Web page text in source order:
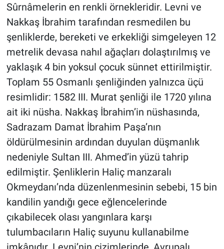
Sûrnâmelerin en renkli örnekleridir. Levni ve
Nakkaş İbrahim tarafından resmedilen bu
şenliklerde, bereketi ve erkekliği simgeleyen 12
metrelik devasa nahıl ağaçları dolaştırılmış ve
yaklaşık 4 bin yoksul çocuk sünnet ettirilmiştir.
Toplam 55 Osmanlı şenliğinden yalnızca üçü
resimlidir: 1582 III. Murat şenliği ile 1720 yılına
ait iki nüsha. Nakkaş İbrahim’in nüshasında,
Sadrazam Damat İbrahim Paşa’nın
öldürülmesinin ardından duyulan düşmanlık
nedeniyle Sultan III. Ahmed’in yüzü tahrip
edilmiştir. Şenliklerin Haliç manzaralı
Okmeydanı’nda düzenlenmesinin sebebi, 15 bin
kandilin yandığı gece eğlencelerinde
çıkabilecek olası yangınlara karşı
tulumbacıların Haliç suyunu kullanabilme